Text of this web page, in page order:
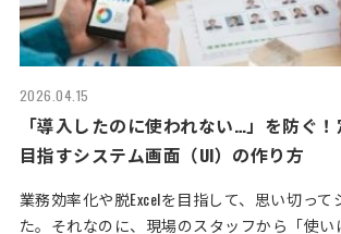
2026.04.15
「導入したのに使われない…」を防ぐ
目指すシステム画面（UI）の作り方
業務効率化や脱Excelを目指して、思い切って
た。それなのに、現場のスタッフから「使い